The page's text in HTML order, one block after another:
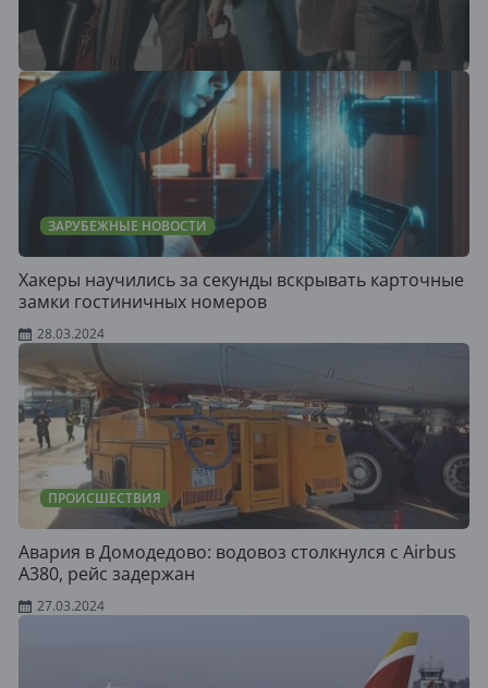
ЗАРУБЕЖНЫЕ НОВОСТИ
Хакеры научились за секунды вскрывать карточные
замки гостиничных номеров
28.03.2024
ПРОИСШЕСТВИЯ
Авария в Домодедово: водовоз столкнулся с Airbus
A380, рейс задержан
27.03.2024